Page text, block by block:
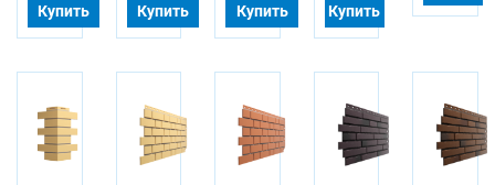
Купить Купить Купить Купить